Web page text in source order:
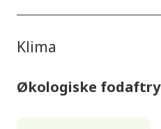
Klima
Økologiske